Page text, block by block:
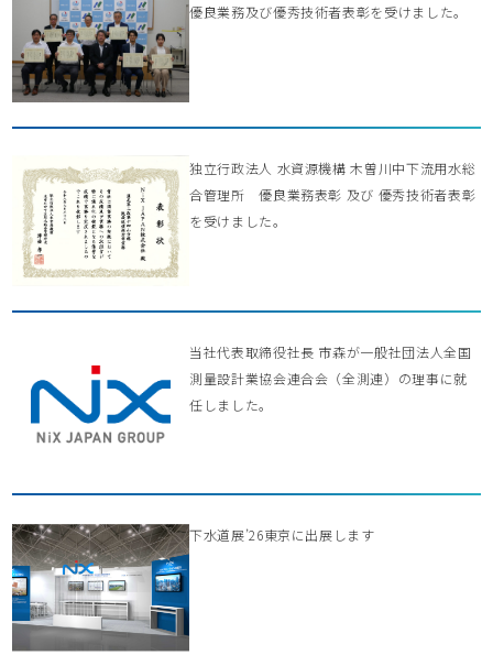
優良業務及び優秀技術者表彰を受けました。
独立行政法人 水資源機構 木曽川中下流用水総
合管理所 優良業務表彰 及び 優秀技術者表彰
を受けました。
当社代表取締役社長 市森が一般社団法人全国
測量設計業協会連合会（全測連）の理事に就
任しました。
下水道展’26東京に出展します